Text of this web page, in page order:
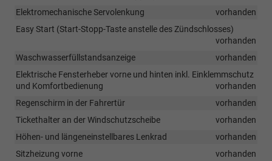
Elektromechanische Servolenkung
vorhanden
Easy Start (Start-Stopp-Taste anstelle des Zündschlosses)
vorhanden
Waschwasserfüllstandsanzeige
vorhanden
Elektrische Fensterheber vorne und hinten inkl. Einklemmschutz
und Komfortbedienung
vorhanden
Regenschirm in der Fahrertür
vorhanden
Tickethalter an der Windschutzscheibe
vorhanden
Höhen- und längeneinstellbares Lenkrad
vorhanden
Sitzheizung vorne
vorhanden